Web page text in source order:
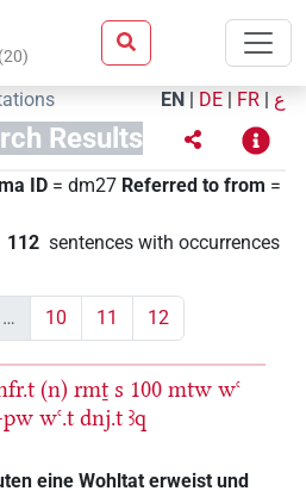
(20)
EN | DE | FR | ع
Results
ID = dm27 Referred to from =
112 sentences with occurrences
… 10 11 12
(n) rmṯ s 100 mtw wꜥ
wꜥ.t dnj.t ꜣq
eine Wohltat erweist und